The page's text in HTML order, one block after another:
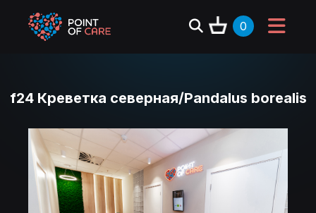
0
f24 Креветка северная/Pandalus borealis